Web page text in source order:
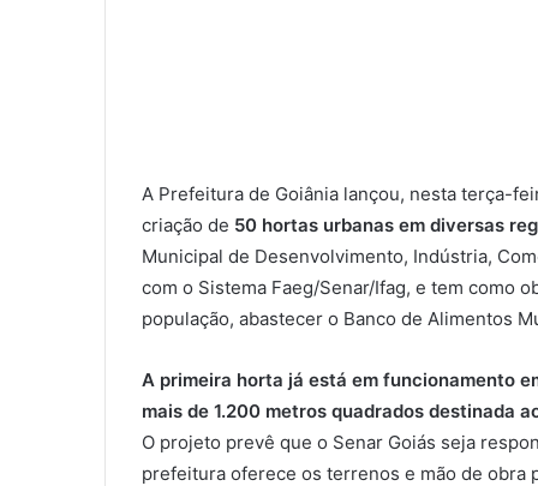
A Prefeitura de Goiânia lançou, nesta terça-
criação de 50 hortas urbanas em diversas
Municipal de Desenvolvimento, Indústria,
com o Sistema Faeg/Senar/Ifag, e tem como
população, abastecer o Banco de Alimentos
A primeira horta já está em funcionamento
mais de 1.200 metros quadrados destinada
O projeto prevê que o Senar Goiás seja
prefeitura oferece os terrenos e mão de obra